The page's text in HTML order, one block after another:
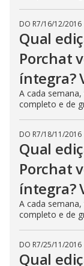
DO R7/16/12/2016
Qual
Porchat
íntegra?
A cada
completo e de
DO R7/18/11/2016
Qual
Porchat
íntegra?
A cada
completo e de
DO R7/25/11/2016
Qual